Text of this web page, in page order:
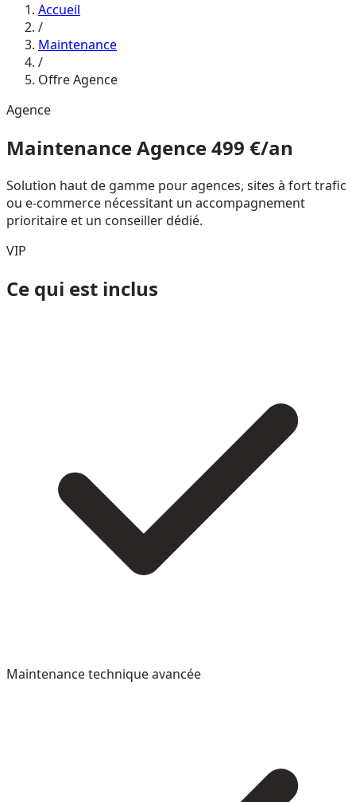
Accueil
/
Maintenance
/
Offre Agence
Agence
Maintenance Agence499 €/an
Solution haut de gamme pour agences, sites à fort trafic
ou e-commerce nécessitant un accompagnement
prioritaire et un conseiller dédié.
VIP
Ce qui est inclus
Maintenance technique avancée